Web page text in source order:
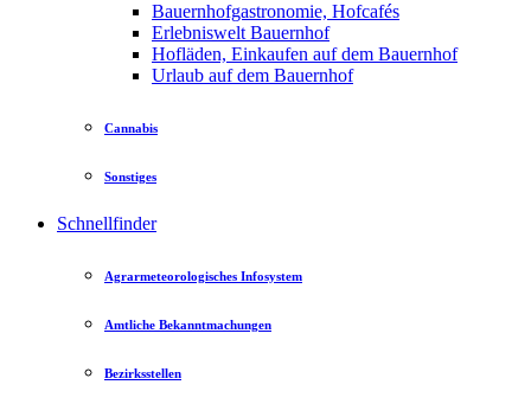
Bauernhofgastronomie, Hofcafés
Erlebniswelt Bauernhof
Hofläden, Einkaufen auf dem Bauernhof
Urlaub auf dem Bauernhof
Cannabis
Sonstiges
Schnellfinder
Agrarmeteorologisches Infosystem
Amtliche Bekanntmachungen
Bezirksstellen